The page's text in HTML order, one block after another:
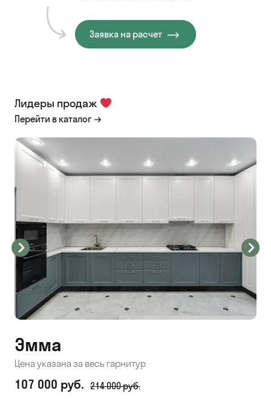
Заявка на расчет
Лидеры продаж
Перейти в каталог
Эмма
Цена указана за весь гарнитур
107 000 руб. 214 000 руб.